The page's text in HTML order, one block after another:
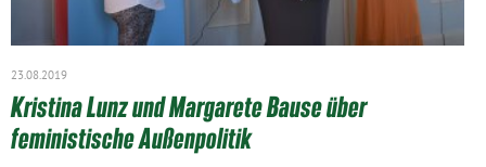
23.08.2019
Kristina Lunz und Margarete Bause über
feministische Außenpolitik